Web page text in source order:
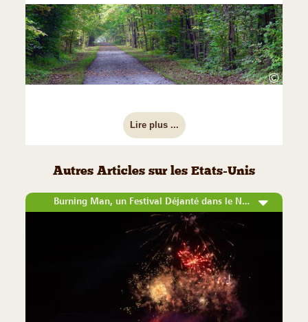
©
Lire plus ...
Autres Articles sur les Etats-Unis
Burning Man, un Festival Déjanté dans le Nevada